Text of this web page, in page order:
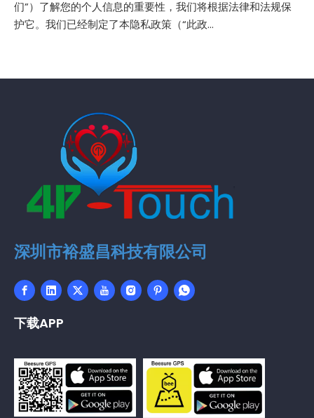
们”）了解您的个人信息的重要性，我们将根据法律和法规保
护它。我们已经制定了本隐私政策（“此政...
深圳市裕盛昌科技有限公司
下载APP